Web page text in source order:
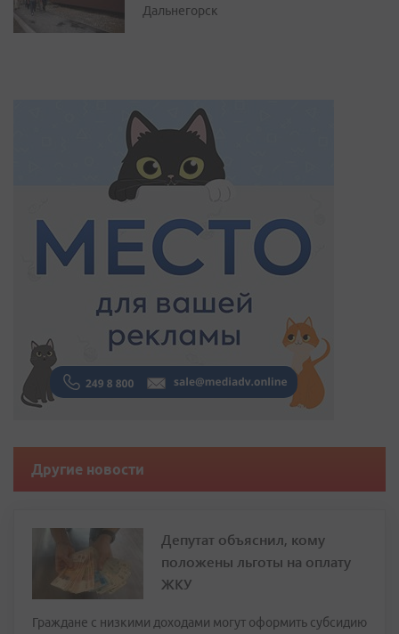
Дальнегорск
Другие новости
Депутат объяснил, кому
положены льготы на оплату
ЖКУ
Граждане с низкими доходами могут оформить субсидию